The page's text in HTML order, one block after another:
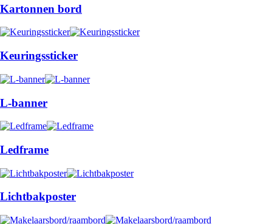
Kartonnen bord
Keuringssticker
L-banner
Ledframe
Lichtbakposter